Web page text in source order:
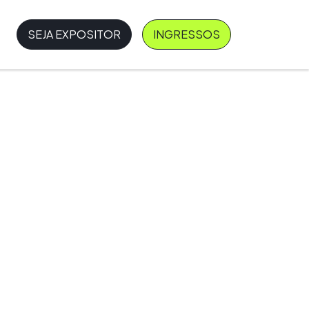
SEJA EXPOSITOR INGRESSOS